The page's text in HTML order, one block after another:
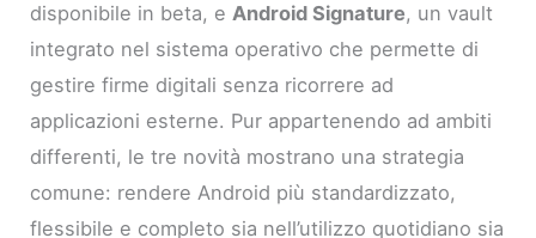
disponibile in beta, eAndroid Signature, un vault
integrato nel sistema operativo che permette di
gestire firme digitali senza ricorrere ad
applicazioni esterne. Pur appartenendo ad ambiti
differenti, le tre novità mostrano una strategia
comune: rendere Android più standardizzato,
flessibile e completo sia nell’utilizzo quotidiano sia